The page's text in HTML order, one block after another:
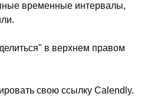
временные интервалы,
в верхнем правом
свою ссылку Calendly.